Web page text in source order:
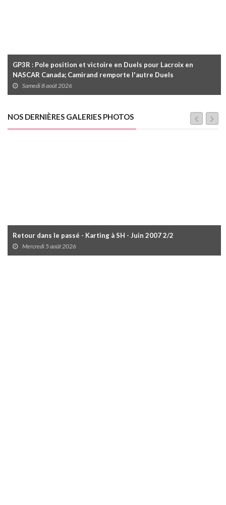
GP3R : Pole position et victoire en Duels pour Lacroix en
NASCAR Canada; Camirand remporte l'autre Duels
Samedi 8 août 2026
NOS DERNIÈRES GALERIES PHOTOS
Retour dans le passé - Karting à SH - Juin 2007 2/2
Mercredi 5 août 2026